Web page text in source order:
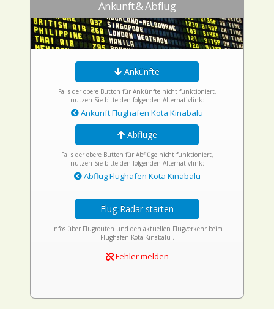
Ankunft & Abflug
Ankünfte
Falls der obere Button für Ankünfte nicht funktioniert,
nutzen Sie bitte den folgenden Alternativlink:
Ankunft Flughafen Kota Kinabalu
Abflüge
Falls der obere Button für Abflüge nicht funktioniert,
nutzen Sie bitte den folgenden Alternativlink:
Abflug Flughafen Kota Kinabalu
Flug-Radar starten
Infos über Flugrouten und den aktuellen Flugverkehr beim
Flughafen Kota Kinabalu .
Fehler melden